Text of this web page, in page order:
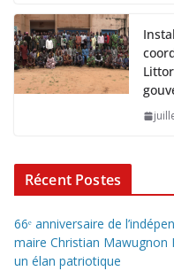
Récent Postes
66ᵉ anniversaire de
maire Christian Mawugnon
un élan patriotique